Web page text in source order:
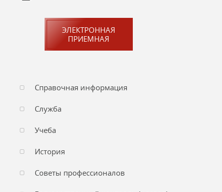
ЭЛЕКТРОННАЯ
ПРИЕМНАЯ
Справочная информация
Служба
Учеба
История
Советы профессионалов